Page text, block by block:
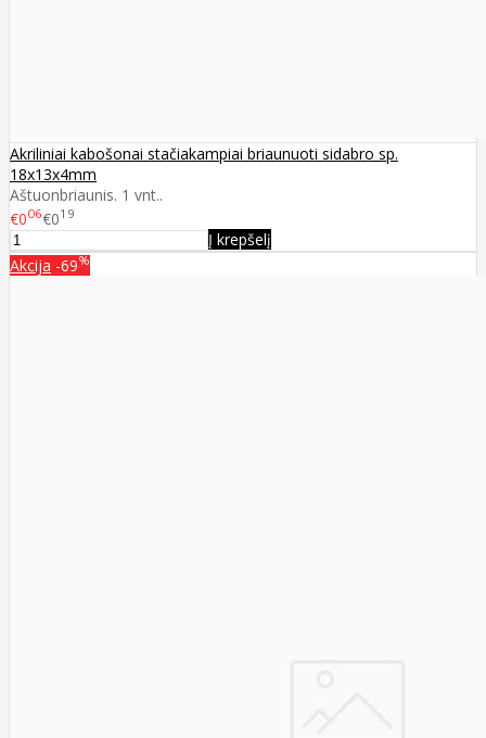
Akriliniai kabošonai stačiakampiai briaunuoti sidabro sp.
18x13x4mm
Aštuonbriaunis. 1 vnt..
€006€019
Į krepšelį
Akcija -69%